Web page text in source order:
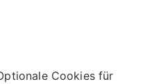
Cookies für